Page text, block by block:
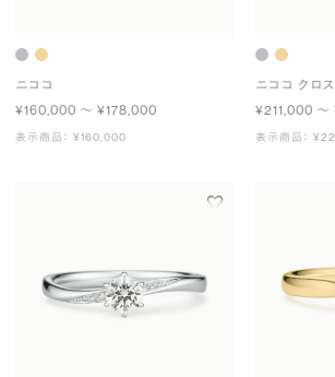
ニココ
¥160,000 〜 ¥178,000
表示商品： ¥160,000
ニココ クロス
¥211,000
表示商品：